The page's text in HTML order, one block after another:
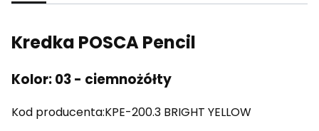
Kredka POSCA Pencil
Kolor: 03 - ciemnożółty
Kod producenta:KPE-200.3 BRIGHT YELLOW